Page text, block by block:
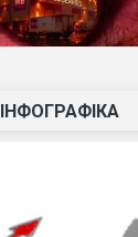
ІНФОГРАФІКА